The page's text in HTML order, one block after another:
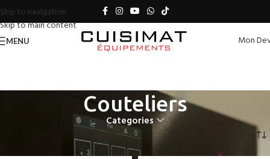
Skip to navigation
Skip to main content
MENU Mon
Couteliers
Categories
Couteliers